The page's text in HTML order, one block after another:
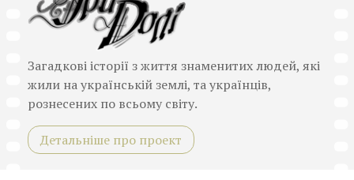
Загадкові історії з життя знаменитих людей, які
жили на українській землі, та українців,
рознесених по всьому світу.
Детальніше про проект